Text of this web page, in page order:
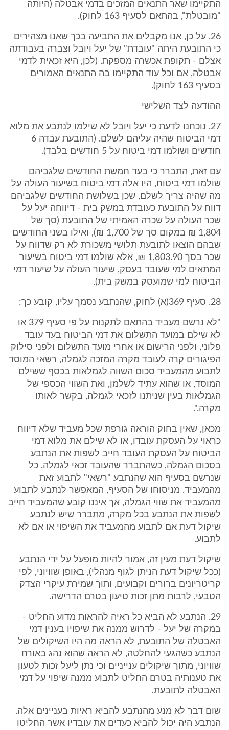
התקיימו שאר התנאים המזכים בדמי אבטלה (היותה
"מובטלת", בהתאם לסעיף 163 לחוק).
26. על כן, אנו מקבלים את התביעה בכך שאנו מצהירים
כי התובעת היתה "עובדת" של יעל ויובל וצברה בעבודתה
אצלם - תקופת אכשרה מספקת. (לכן, היא זכאית לדמי
אבטלה, אם וכל עוד התקיימו בה התנאים האמורים
בסעיף 163 לחוק).
ההודעה לצד השלישי
27. נוכחנו לדעת כי יעל ויובל לא שילמו לנתבע את מלוא
דמי הביטוח שהיה עליהם לשלם. (התובעת עבדה 6
חודשים ושולמו דמי ביטוח על 5 חודשים בלבד).
עם זאת, התברר כי בעד חמשת החודשים שלגביהם
שולמו דמי ביטוח, היו אלה דמי ביטוח בשיעור העולה על
מה שהיה צריך לשלם, שכן בשלושת החודשים שלגביהם
דווח על התובעת כעובדת במשק בית - דיווחה יעל על
שכר העולה על שכרה האמיתי של התובעת (סך של
1,804 ₪ במקום סך של 1,700 ₪), ואילו בשני החודשים
שבהם הוצאו לתובעת תלושי משכורת לא רק שדווח על
שכר בסך 1,803.90 ₪, אלא שולמו דמי ביטוח בשיעור
המתאים למי שעובד בעסק, שיעור העולה על שיעור דמי
הביטוח למי שמועסק במשק בית).
28. סעיף 369(א) לחוק, שהנתבע נסמך עליו, קובע כך:
"לא נרשם מעביד בהתאם לתקנות על פי סעיף 379 או
לא שילם במועד התשלום את דמי הביטוח בעד עובד
פלוני, ולפני הרישום או אחרי מועד התשלום ולפני סילוק
הפיגורים קרה לעובד מקרה המזכה לגמלה, רשאי המוסד
לתבוע מהמעביד סכום השווה לגמלאות בכסף ששילם
המוסד, או שהוא עתיד לשלמן, ואת השווי הכספי של
הגמלאות בעין שניתנו לזכאי לגמלה, בקשר לאותו
מקרה.".
מכאן, שאין בחוק הוראה גורפת שכל מעביד שלא דיווח
כראוי על העסקת עובדו, או לא שילם את מלוא דמי
הביטוח על העסקת העובד חייב לשפות את הנתבע
בסכום הגמלה, כשהתברר שהעובד זכאי לגמלה. כל
שנרשם בסעיף הוא שהנתבע "רשאי" לתבוע זאת
מהמעביד. מניסוחו של הסעיף, המאפשר לנתבע לתבוע
מהמעביד את שווי הגמלה, אך איננו קובע שהמעביד חייב
לשפות את הנתבע בכל מקרה, מתברר שיש לנתבע
שיקול דעת אם לתבוע מהמעביד את השיפוי או אם לא
לתבוע.
שיקול דעת מעין זה, אמור להיות מופעל על ידי הנתבע
(ככל שיקול דעת הניתן לגוף מנהלי), באופן שוויוני, לפי
קריטריונים ברורים וקבועים, ותוך שמירת עיקרי הצדק
הטבעי, לרבות מתן זכות טיעון בטרם הדרישה.
29. הנתבע לא הביא כל ראיה להראות מדוע החליט -
במקרה של יעל - לדרוש ממנה את שיפויו בענין דמי
האבטלה של התובעת, לא הראה מה היו השיקולים של
הנתבע כשהגעי להחלטה, לא הראה שהוא נהג באורח
שוויוני, מתוך שיקולים ענייניים וכי נתן ליעל זכות לטעון
את טענותיה בטרם החליט לתבוע ממנה שיפוי על דמי
האבטלה לתובעת.
שום דבר לא מנע מהנתבע להביא ראיות בעניינים אלה.
הנתבע היה יכול להביא כעדים את עובדיו אשר החליטו